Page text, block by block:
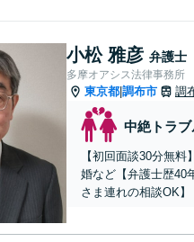
小松 雅彦 弁護士
多摩オアシス法律事務所
東京都 調布市 調
中絶トラブ
【初回面談30分無
婚など【弁護士歴40
さま連れの相談OK】